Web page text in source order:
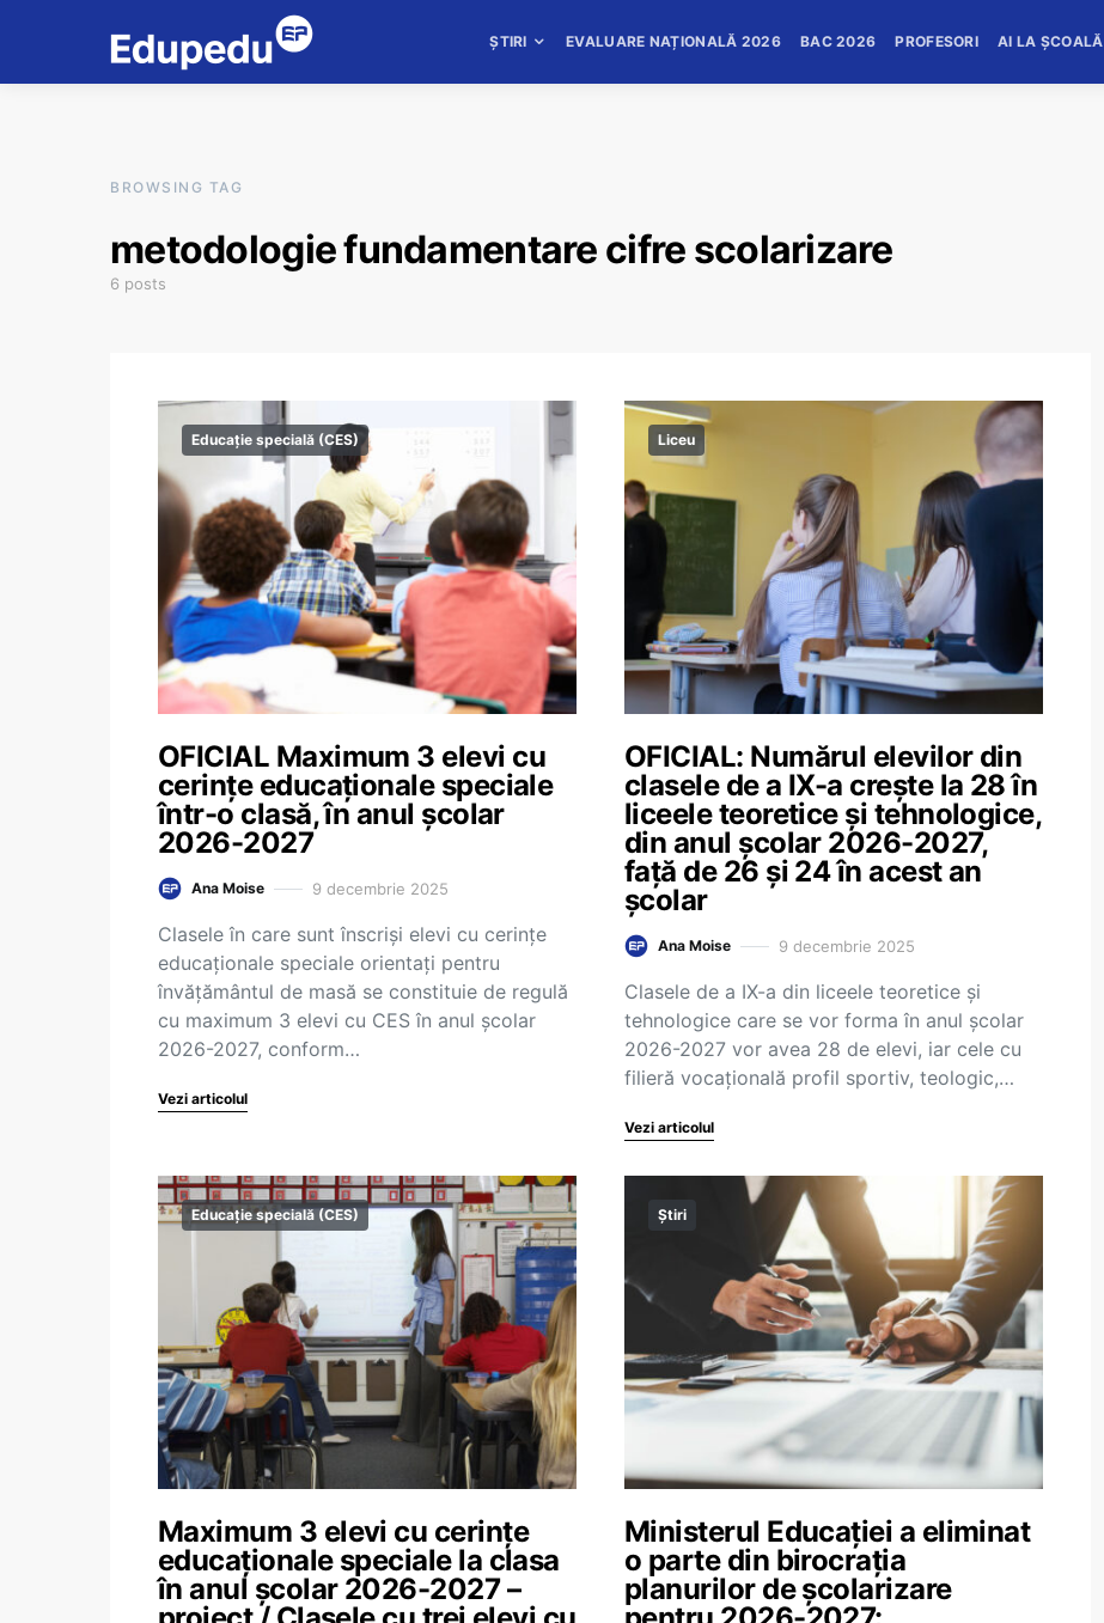
ȘTIRI EVALUARE NAȚIONALĂ 2026 BAC 2026 PROFESORI AI LA ȘCOALĂ
BROWSING TAG
metodologie fundamentare cifre scolarizare
6 posts
Educație specială (CES)
OFICIAL Maximum 3 elevi cu
cerințe educaționale speciale
într-o clasă, în anul școlar
2026-2027
Ana Moise 9 decembrie 2025
Clasele în care sunt înscriși elevi cu cerințe
educaționale speciale orientați pentru
învățământul de masă se constituie de regulă
cu maximum 3 elevi cu CES în anul școlar
2026-2027, conform…
Vezi articolul
Liceu
OFICIAL: Numărul elevilor din
clasele de a IX-a crește la 28 în
liceele teoretice și tehnologice,
din anul școlar 2026-2027,
față de 26 și 24 în acest an
școlar
Ana Moise 9 decembrie 2025
Clasele de a IX-a din liceele teoretice și
tehnologice care se vor forma în anul școlar
2026-2027 vor avea 28 de elevi, iar cele cu
filieră vocațională profil sportiv, teologic,…
Vezi articolul
Educație specială (CES)
Maximum 3 elevi cu cerințe
educaționale speciale la clasa
în anul școlar 2026-2027 –
Știri
Ministerul Educației a eliminat
o parte din birocrația
planurilor de școlarizare